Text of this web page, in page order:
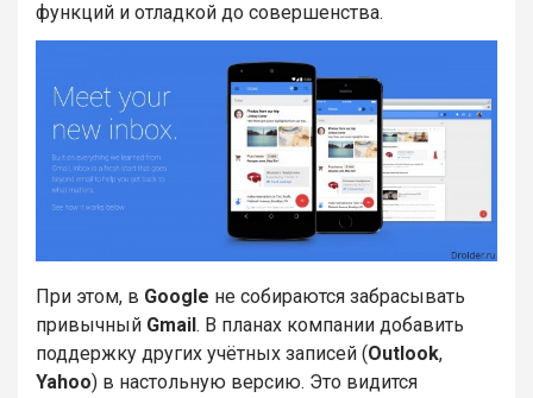
функций и отладкой до совершенства.
При этом, в Google не собираются забрасывать
привычный Gmail. В планах компании добавить
поддержку других учётных записей (Outlook,
Yahoo) в настольную версию. Это видится